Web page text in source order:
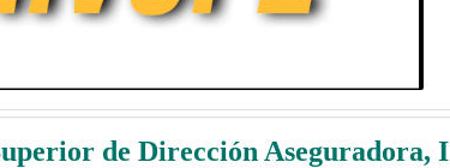
de Dirección Aseguradora, I